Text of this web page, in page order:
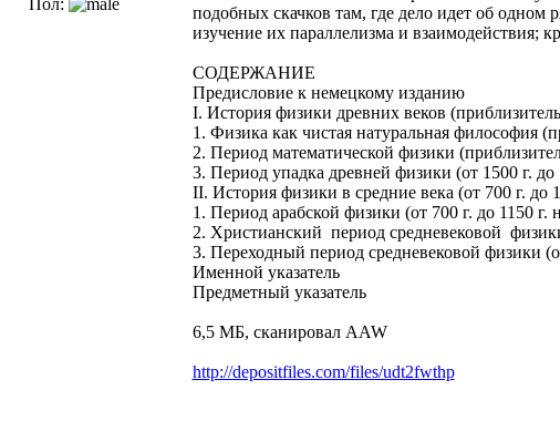
Пол:
подобных скачков там, где дело идет об одном
изучение их параллелизма и взаимодействия;
СОДЕРЖАНИЕ
Предисловие к немецкому изданию
I. История физики древних веков
1. Физика как чистая натуральная философия
2. Период математической физики
3. Период упадка древней физики (от 1500 г. до
II. История физики в средние века (от 700 г. до
1. Период арабской физики (от 700 г. до 1150 г.
2. Христианский период средневековой
3. Переходный период средневековой физики
Именной указатель
Предметный указатель
6,5 МБ, сканировал AAW
http://depositfiles.com/files/udt2fwthp